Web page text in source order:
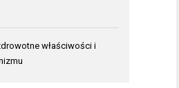
właściwości i